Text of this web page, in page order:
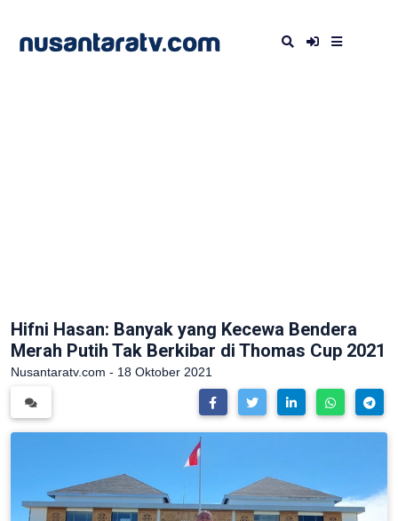
Hifni Hasan: Banyak yang Kecewa Bendera
Merah Putih Tak Berkibar di Thomas Cup 2021
Nusantaratv.com - 18 Oktober 2021